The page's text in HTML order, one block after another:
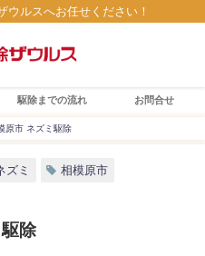
ウルスへお任せください！
駆除までの流れ お問合せ
原市 ネズミ駆除
ズミ 相模原市
除